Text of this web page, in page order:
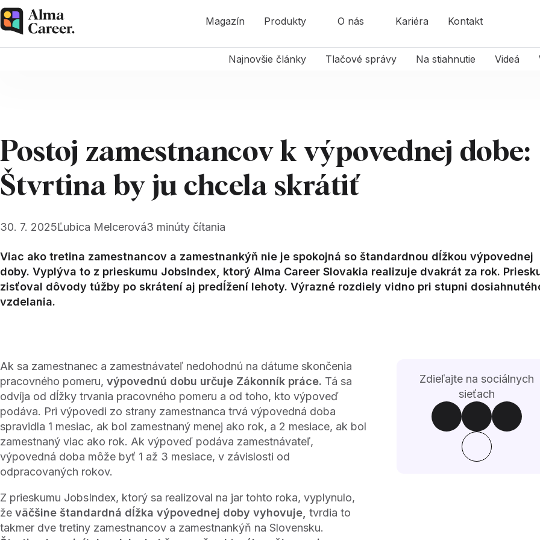
Magazín Produkty O nás Kariéra Kontakt
Najnovšie články Tlačové správy Na stiahnutie Videá
Postoj zamestnancov k výpovednej dobe:
Štvrtina by ju chcela skrátiť
30. 7. 2025Ľubica Melcerová3 minúty čítania
Viac ako tretina zamestnancov a zamestnankýň nie je spokojná so štandardnou dĺžkou výpovednej
doby. Vyplýva to z prieskumu JobsIndex, ktorý Alma Career Slovakia realizuje dvakrát za rok.
zisťoval dôvody túžby po skrátení aj predĺžení lehoty. Výrazné rozdiely vidno pri stupni
vzdelania.
Ak sa zamestnanec a zamestnávateľ nedohodnú na dátume skončenia
pracovného pomeru, výpovednú dobu určuje Zákonník práce. Tá sa
odvíja od dĺžky trvania pracovného pomeru a od toho, kto výpoveď
podáva. Pri výpovedi zo strany zamestnanca trvá výpovedná doba
spravidla 1 mesiac, ak bol zamestnaný menej ako rok, a 2 mesiace, ak bol
zamestnaný viac ako rok. Ak výpoveď podáva zamestnávateľ,
výpovedná doba môže byť 1 až 3 mesiace, v závislosti od
odpracovaných rokov.
Z prieskumu JobsIndex, ktorý sa realizoval na jar tohto roka, vyplynulo,
že väčšine štandardná dĺžka výpovednej doby vyhovuje, tvrdia to
takmer dve tretiny zamestnancov a zamestnankýň na Slovensku.
Zdieľajte na sociálnych
sieťach